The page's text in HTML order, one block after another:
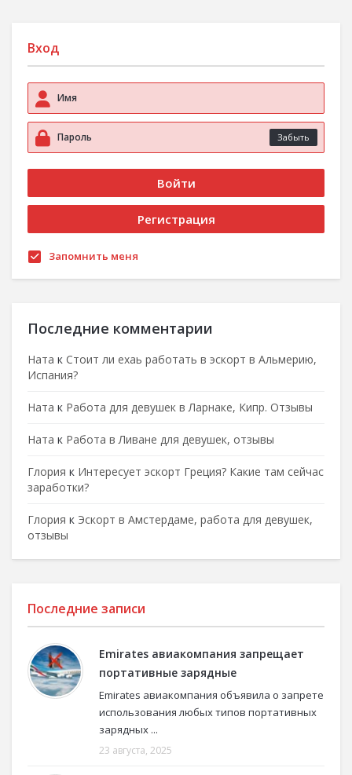
Вход
Забыть
Запомнить меня
Последние комментарии
Ната к Стоит ли ехаь работать в эскорт в Альмерию,
Испания?
Ната к Работа для девушек в Ларнаке, Кипр. Отзывы
Ната к Работа в Ливане для девушек, отзывы
Глория к Интересует эскорт Греция? Какие там сейчас
заработки?
Глория к Эскорт в Амстердаме, работа для девушек,
отзывы
Последние записи
Emirates авиакомпания запрещает
портативные зарядные
Emirates авиакомпания объявила о запрете
использования любых типов портативных
зарядных ...
23 августа, 2025